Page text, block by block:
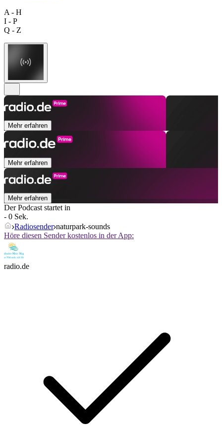
A - H
I - P
Q - Z
Mehr erfahren
Mehr erfahren
Mehr erfahren
Der Podcast startet in
- 0 Sek.
Radiosender naturpark-sounds
Höre diesen Sender kostenlos in der App:
radio.de